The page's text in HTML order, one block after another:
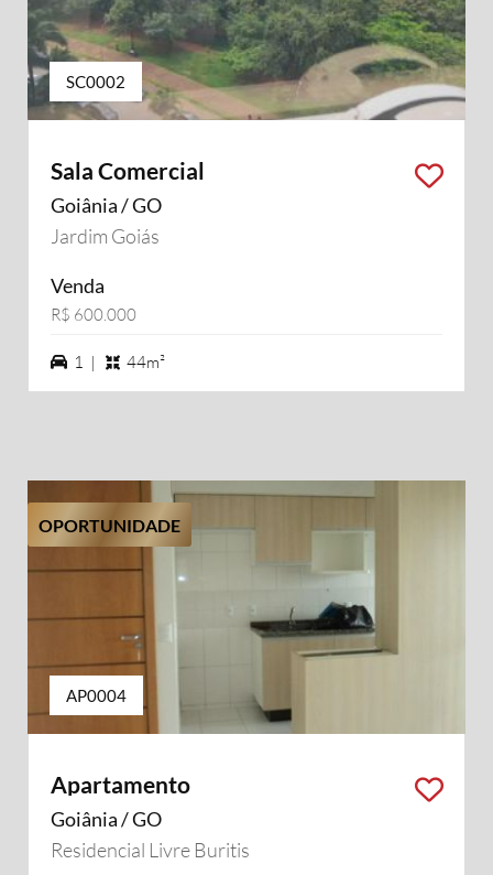
SC0002
Sala Comercial
Goiânia / GO
Jardim Goiás
Venda
R$ 600.000
1 vagas na garagem
1 | 44m²
OPORTUNIDADE
AP0004
Apartamento
Goiânia / GO
Residencial Livre Buritis